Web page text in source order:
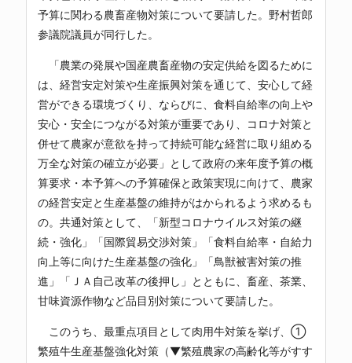
予算に関わる農畜産物対策について要請した。野村哲郎
参議院議員が同行した。
「農業の発展や国産農畜産物の安定供給を図るために
は、経営安定対策や生産振興対策を通じて、安心して経
営ができる環境づくり、ならびに、食料自給率の向上や
安心・安全につながる対策が重要であり、コロナ対策と
併せて農家が意欲を持って持続可能な経営に取り組める
万全な対策の確立が必要」として政府の来年度予算の概
算要求・本予算への予算確保と政策実現に向けて、農家
の経営安定と生産基盤の維持がはかられるよう求めるも
の。共通対策として、「新型コロナウイルス対策の継
続・強化」「国際貿易交渉対策」「食料自給率・自給力
向上等に向けた生産基盤の強化」「鳥獣被害対策の推
進」「ＪＡ自己改革の後押し」とともに、畜産、茶業、
甘味資源作物など品目別対策について要請した。
このうち、最重点項目として肉用牛対策を挙げ、①
繁殖牛生産基盤強化対策（▼繁殖農家の高齢化等がすす